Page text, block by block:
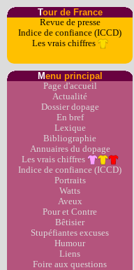
Tour de France
Revue de presse
Indice de confiance (ICCD)
Les vrais chiffres
Menu principal
Page d'accueil
Actualité
Dossier dopage
En bref
Lexique
Bibliographie
Annuaires du dopage
Les vrais chiffres
Indice de confiance (ICCD)
Portraits
Watts
Aveux
Pour et Contre
Bêtisier
Stupéfiantes excuses
Humour
Liens
Foire aux questions